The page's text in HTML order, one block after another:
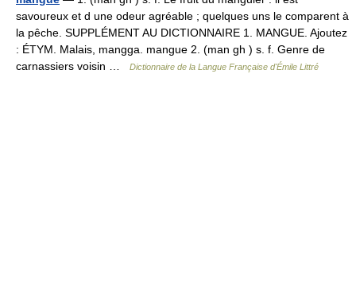
savoureux et d une odeur agréable ; quelques uns le comparent à
la pêche. SUPPLÉMENT AU DICTIONNAIRE 1. MANGUE. Ajoutez
: ÉTYM. Malais, mangga. mangue 2. (man gh ) s. f. Genre de
carnassiers voisin …
Dictionnaire de la Langue Française d'Émile Littré